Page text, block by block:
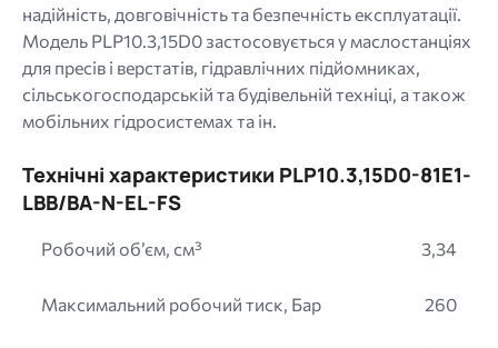
надійність, довговічність та безпечність експлуатації.
Модель PLP10.3,15D0 застосовується у маслостанціях
для пресів і верстатів, гідравлічних підйомниках,
сільськогосподарській та будівельній техніці, а також
мобільних гідросистемах та ін.
Технічні характеристики PLP10.3,15D0-81E1-
LBB/BA-N-EL-FS
Робочий об’єм, см³ 3,34
Максимальний робочий тиск, Бар 260